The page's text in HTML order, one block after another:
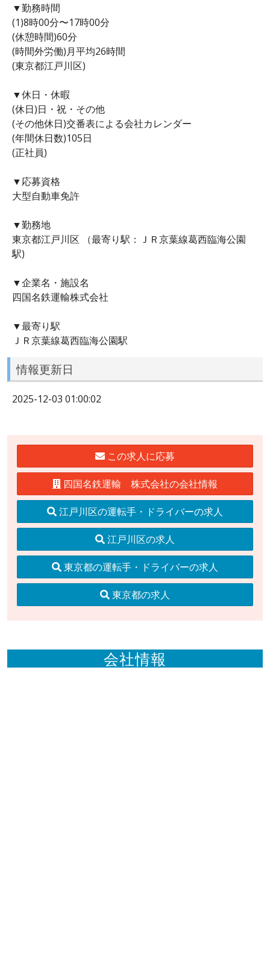
▼勤務時間
(1)8時00分〜17時00分
(休憩時間)60分
(時間外労働)月平均26時間
(東京都江戸川区)
▼休日・休暇
(休日)日・祝・その他
(その他休日)交番表による会社カレンダー
(年間休日数)105日
(正社員)
▼応募資格
大型自動車免許
▼勤務地
東京都江戸川区 （最寄り駅：ＪＲ京葉線葛西臨海公園
駅)
▼企業名・施設名
四国名鉄運輸株式会社
▼最寄り駅
ＪＲ京葉線葛西臨海公園駅
情報更新日
2025-12-03 01:00:02
この求人に応募
四国名鉄運輸 株式会社の会社情報
江戸川区の運転手・ドライバーの求人
江戸川区の求人
東京都の運転手・ドライバーの求人
東京都の求人
会社情報